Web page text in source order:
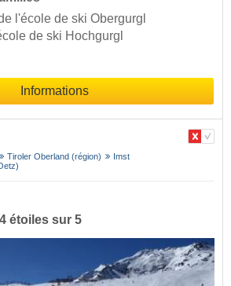
l'école de ski Obergurgl
de ski Hochgurgl
Informations
Tiroler Oberland (région)
Imst
étoiles sur 5